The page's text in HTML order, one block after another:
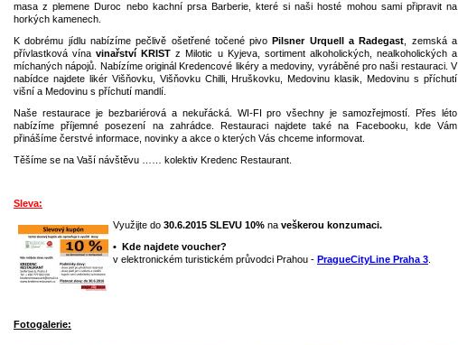
masa z plemene Duroc nebo kachní prsa Barberie, které si naši hosté mohou sami připravit na
horkých kamenech.
K dobrému jídlu nabízíme pečlivě ošetřené točené pivoPilsner Urquell a Radegast , zemská a
přívlastková vína vinařství KRIST z Milotic u Kyjeva, sortiment alkoholických, nealkoholických a
míchaných nápojů. Nabízíme originál Kredencové likéry a medoviny, vyráběné pro naši restauraci. V
nabídce najdete likér Višňovku, Višňovku Chilli, Hruškovku, Medovinu klasik, Medovinu s příchutí
višní a Medovinu s příchutí mandlí.
Naše restaurace je bezbariérová a nekuřácká. WI-FI pro všechny je samozřejmostí. Přes léto
nabízíme příjemné posezení na zahrádce. Restauraci najdete také na Facebooku, kde Vám
přinášíme čerstvé informace, novinky a akce o kterých Vás chceme informovat.
Těšíme se na Vaší návštěvu …… kolektiv Kredenc Restaurant.
Sleva:
Využijte do 30.6.2015 SLEVU 10% na veškerou konzumaci.
• Kde najdete voucher?
v elektronickém turistickém průvodci Prahou - PragueCityLine Praha 3
Fotogalerie: